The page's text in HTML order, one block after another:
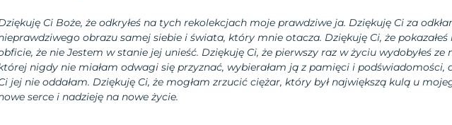
Ci Boże, że odkryłeś na tych rekolekcjach moje prawdziwe ja. Dziękuję Ci za
obrazu samej siebie i świata, który mnie otacza. Dziękuję Ci, że
że nie Jestem w stanie jej unieść. Dziękuję Ci, że pierwszy raz w życiu wydobyłeś ze
nigdy nie miałam odwagi się przyznać, wybierałam ją z pamięci i
jej nie oddałam. Dziękuję Ci, że mogłam zrzucić ciężar, który był największą kulą u
serce i nadzieję na nowe życie.